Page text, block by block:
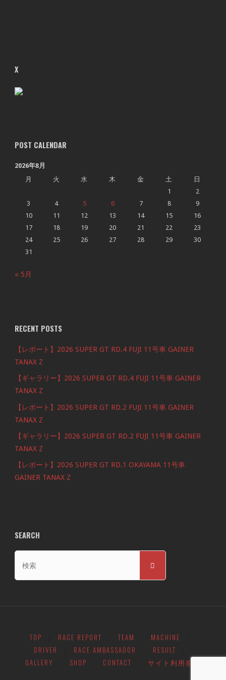
X
POST CALENDAR
2026年8月
月
火 水 木 金 土
日
1
2
3
4 5 6 7 8
9
10
11 12 13 14 15
16
17
18 19 20 21 22
23
24
25 26 27 28 29
30
31
« 5月
RECENT POSTS
【レポート】2026 SUPER GT RD.4 FUJI 11号車 GAINER
TANAX Z
【ギャラリー】2026 SUPER GT RD.4 FUJI 11号車 GAINER
TANAX Z
【レポート】2026 SUPER GT RD.2 FUJI 11号車 GAINER
TANAX Z
【ギャラリー】2026 SUPER GT RD.2 FUJI 11号車 GAINER
TANAX Z
【レポート】2026 SUPER GT RD.1 OKAYAMA 11号車
GAINER TANAX Z
SEARCH
対
検
TOP RACE REPORT TEAM MACHINE
DRIVER RACE AMBASSADOR RESULT
GALLERY SHOP CONTACT サイト利用規約